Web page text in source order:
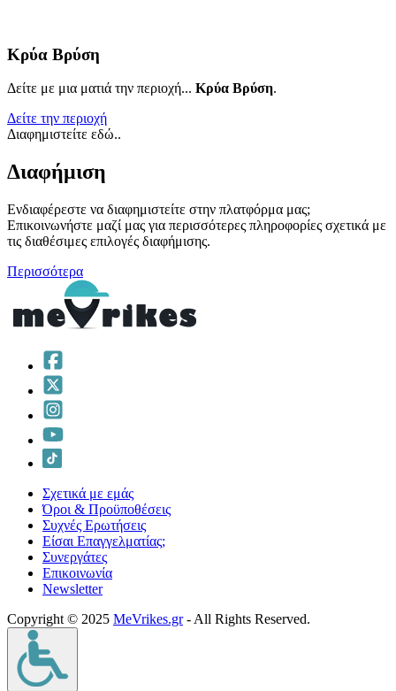
Κρύα Βρύση
Δείτε με μια ματιά την περιοχή... Κρύα Βρύση.
Δείτε την περιοχή
Διαφημιστείτε εδώ..
Διαφήμιση
Ενδιαφέρεστε να διαφημιστείτε στην πλατφόρμα μας;
Επικοινωνήστε μαζί μας για περισσότερες πληροφορίες σχετικά με
τις διαθέσιμες επιλογές διαφήμισης.
Περισσότερα
Σχετικά με εμάς
Όροι & Προϋποθέσεις
Συχνές Ερωτήσεις
Είσαι Επαγγελματίας;
Συνεργάτες
Επικοινωνία
Νewsletter
Copyright © 2025 MeVrikes.gr- All Rights Reserved.